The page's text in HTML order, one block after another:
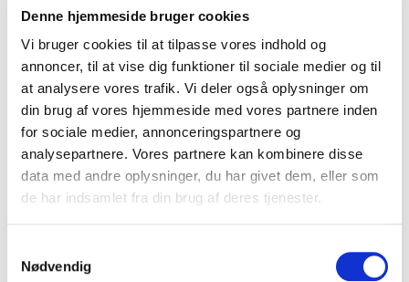
Denne hjemmeside bruger cookies
Vi bruger cookies til at tilpasse vores indhold og
annoncer, til at vise dig funktioner til sociale medier og til
at analysere vores trafik. Vi deler også oplysninger om
din brug af vores hjemmeside med vores partnere inden
for sociale medier, annonceringspartnere og
analysepartnere. Vores partnere kan kombinere disse
data med andre oplysninger, du har givet dem, eller som
de har indsamlet fra din brug af deres tjenester.
Nødvendig
Hvad er AdBlue
Kan jeg selv fylde AdBlue på bilen
Hvad sker der, hvis jeg løber tør for AdBlue
Hvor meget AdBlue bruger min bil
Hvor kan jeg købe AdBlue hos Go’on